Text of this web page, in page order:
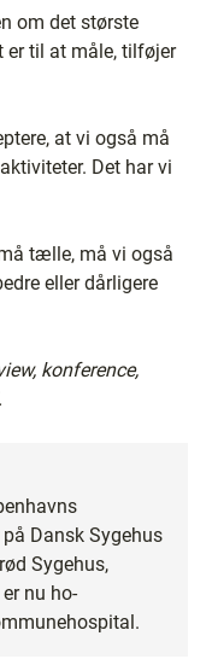
om det største
er til at måle, tilføjer
at vi også må
Det har vi
tælle, må vi også
eller dårligere
konference,
Dansk Sygehus
Sygehus,
nu ho-